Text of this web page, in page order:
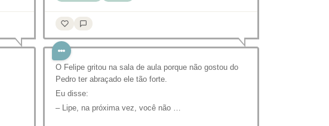
O Felipe gritou na sala de aula porque não gostou do
Pedro ter abraçado ele tão forte.
Eu disse:
– Lipe, na próxima vez, você não …